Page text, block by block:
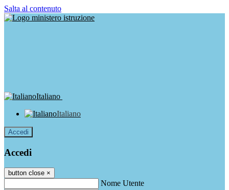
Salta al contenuto
Italiano
Italiano
Accedi
Accedi
button close ×
Nome Utente